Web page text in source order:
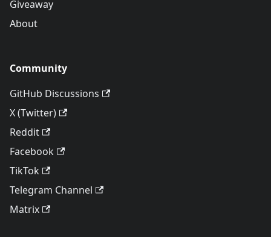
Giveaway
About
Community
GitHub Discussions
X (Twitter)
Reddit
Facebook
TikTok
Telegram Channel
Matrix